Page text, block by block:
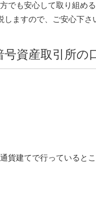
でも安心して取り組め
ますので、ご安心下さ
資産取引所の
貨建てで行っていると